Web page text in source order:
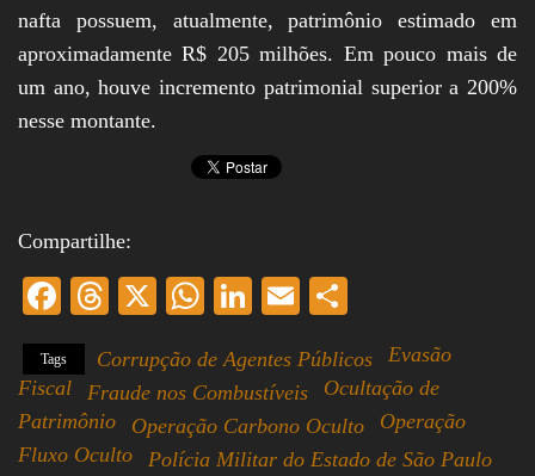
nafta possuem, atualmente, patrimônio estimado em
aproximadamente R$ 205 milhões. Em pouco mais de
um ano, houve incremento patrimonial superior a 200%
nesse montante.
Compartilhe:
Fa
ce
bo
ok
T
ea
ds
X
W
ts
A
pp
Li
ed
In
E
ail re
Tags Corrupção de Agentes Públicos
Evasão
Fiscal
Fraude nos Combustíveis
Ocultação de
Patrimônio
Operação Carbono Oculto
Operação
Fluxo Oculto
Polícia Militar do Estado de São Paulo